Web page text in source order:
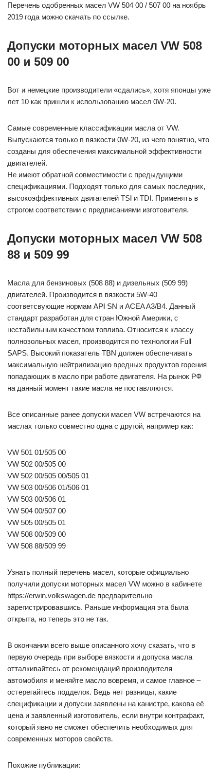
Перечень одобренных масел VW 504 00 / 507 00 на ноябрь
2019 года можно скачать по ссылке.
Допуски моторных масел VW 508
00 и 509 00
Вот и немецкие производители «сдались», хотя японцы уже
лет 10 как пришли к использованию масел 0W-20.
Самые современные классификации масла от VW.
Выпускаются только в вязкости 0W-20, из чего понятно, что
созданы для обеспечения максимальной эффективности
двигателей.
Не имеют обратной совместимости с предыдущими
спецификациями. Подходят только для самых последних,
высокоэффективных двигателей TSI и TDI. Применять в
строгом соответствии с предписаниями изготовителя.
Допуски моторных масел VW 508
88 и 509 99
Масла для бензиновых (508 88) и дизельных (509 99)
двигателей. Производится в вязкости 5W-40
соответсвующие нормам API SN и ACEA A3/B4. Данный
стандарт разработан для стран Южной Америки, с
нестабильным качеством топлива. Относится к классу
полнозольных масел, производится по технологии Full
SAPS. Высокий показатель TBN должен обеспечивать
максимальную нейтрилизацию вредных продуктов горения
попадающих в масло при работе двигателя. На рынок РФ
на данный момент такие масла не поставляются.
Все описанные ранее допуски масел VW встречаются на
маслах только совместно одна с другой, например как:
VW 501 01/505 00
VW 502 00/505 00
VW 502 00/505 00/505 01
VW 503 00/506 01/506 01
VW 503 00/506 01
VW 504 00/507 00
VW 505 00/505 01
VW 508 00/509 00
VW 508 88/509 99
Узнать полный перечень масел, которые официально
получили допуски моторных масел VW можно в кабинете
https://erwin.volkswagen.de предварительно
зарегистрировавшись. Раньше информация эта была
открыта, но теперь это не так.
В окончании всего выше описанного хочу сказать, что в
первую очередь при выборе вязкости и допуска масла
отталкивайтесь от рекомендаций производителя
автомобиля и меняйте масло вовремя, и самое главное –
остерегайтесь подделок. Ведь нет разницы, какие
спецификации и допуски заявлены на канистре, какова её
цена и заявленный изготовитель, если внутри контрафакт,
который явно не сможет обеспечить необходимых для
современных моторов свойств.
Похожие публикации: